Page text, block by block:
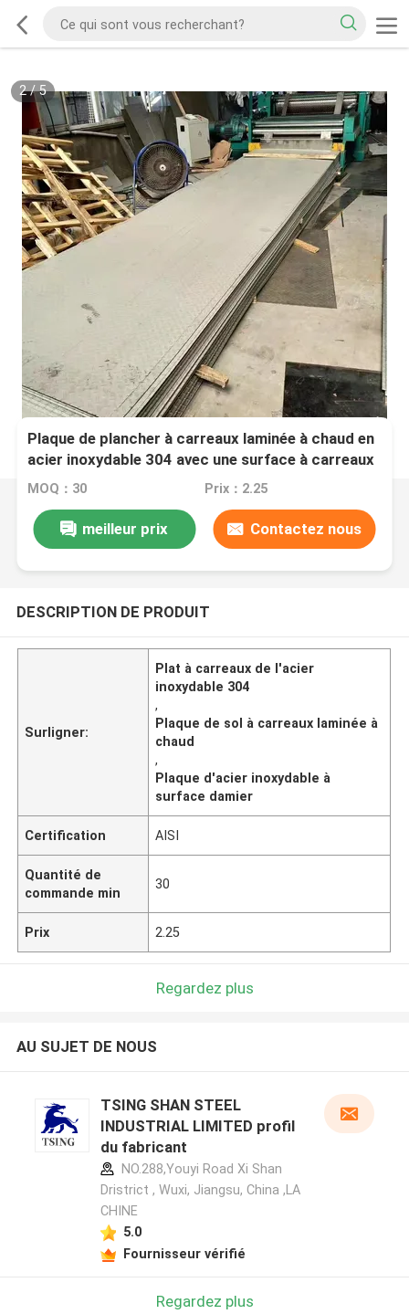
2/5
Plaque de plancher à carreaux laminée à chaud en
acier inoxydable 304 avec une surface à carreaux
durable
MOQ：30 Prix：2.25
meilleur prix Contactez nous
DESCRIPTION DE PRODUIT
Surligner:
Plat à carreaux de l'acier
inoxydable 304
,
Plaque de sol à carreaux laminée à
chaud
,
Plaque d'acier inoxydable à
surface damier
Certification AISI
Quantité de
commande min
30
Prix 2.25
Regardez plus
AU SUJET DE NOUS
TSING SHAN STEEL
INDUSTRIAL LIMITED profil
du fabricant
NO.288,Youyi Road Xi Shan
Dristrict , Wuxi, Jiangsu, China ,LA
CHINE
5.0
Fournisseur vérifié
Regardez plus